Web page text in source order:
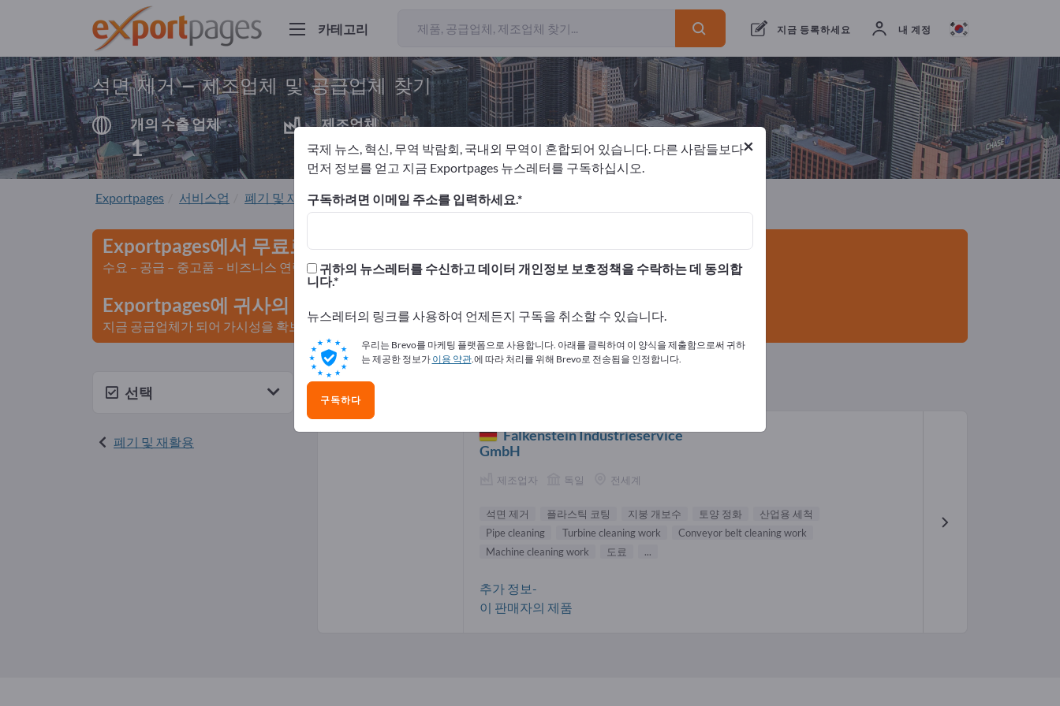
카테고리 지금 등록하세요 내 계정
석면 제거 – 제조업체 및 공급업체 찾기
개의 수출 업체
1
제조업체
1
개의 수출 업체1 제조업체
Exportpages 서비스업 폐기 및 재활용 석면 제거
Exportpages에서 무료로 광고하세요!
수요 – 공급 – 중고품 – 비즈니스 연락처 >> 여기서 시작하세요
Exportpages에 귀사의 회사와 제품을 게시하세요.
지금 공급업체가 되어 가시성을 확보하세요>> 여기서 게시하기
선택
폐기 및 재활용
석면 제거 공급업체(1)
Falkenstein Industrieservice
GmbH
제조업자 독일 전세계
석면 제거 플라스틱 코팅 지붕 개보수 토양 정화
산업용 세척
Pipe cleaning
Turbine cleaning work
Conveyor belt cleaning work
Machine cleaning work
도료 ...
추가 정보-
이 판매자의 제품
×
국제 뉴스, 혁신, 무역 박람회, 국내외 무역이 혼합되어 있습니다. 다른 사람들보다
먼저 정보를 얻고 지금 Exportpages 뉴스레터를 구독하십시오.
구독하려면 이메일 주소를 입력하세요.
귀하의 뉴스레터를 수신하고 데이터 개인정보 보호정책을 수락하는 데 동의합
니다.
뉴스레터의 링크를 사용하여 언제든지 구독을 취소할 수 있습니다.
우리는 Brevo를 마케팅 플랫폼으로 사용합니다. 아래를 클릭하여 이 양식을 제출함으로써 귀하
는 제공한 정보가 이용 약관.에 따라 처리를 위해 Brevo로 전송됨을 인정합니다.
구독하다